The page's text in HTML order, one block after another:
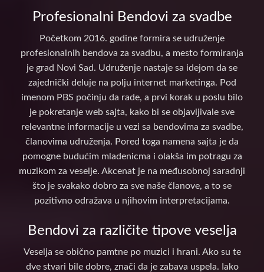
Profesionalni Bendovi za svadbe
Početkom 2016. godine formira se udruženje
profesionalnih bendova za svadbu, a mesto formiranja
je grad Novi Sad. Udruženje nastaje sa idejom da se
zajednički deluje na polju internet marketinga. Pod
imenom PBS počinju da rade, a prvi korak u poslu bilo
je pokretanje web sajta, kako bi se objavljivale sve
relevantne informacije u vezi sa bendovima za svadbe,
članovima udruženja. Pored toga namena sajta je da
pomogne budućim mladenicma i olakša im potragu za
muzikom za veselje. Akcenat je na međusobnoj saradnji
što je svakako dobro za sve naše članove, a to se
pozitivno odražava u njihovim interpretacijama.
Bendovi za različite tipove veselja
Veselja se obično pamtne po muzici i hrani. Ako su te
dve stvari bile dobre, znači da je zabava uspela. Iako